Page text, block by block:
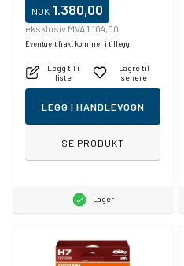
NOK 1.380,00
eksklusiv MVA 1.104,00
Eventuelt frakt kommer i tillegg.
Legg til i
liste
Lagre til
senere
LEGG I HANDLEVOGN
SE PRODUKT
Lager